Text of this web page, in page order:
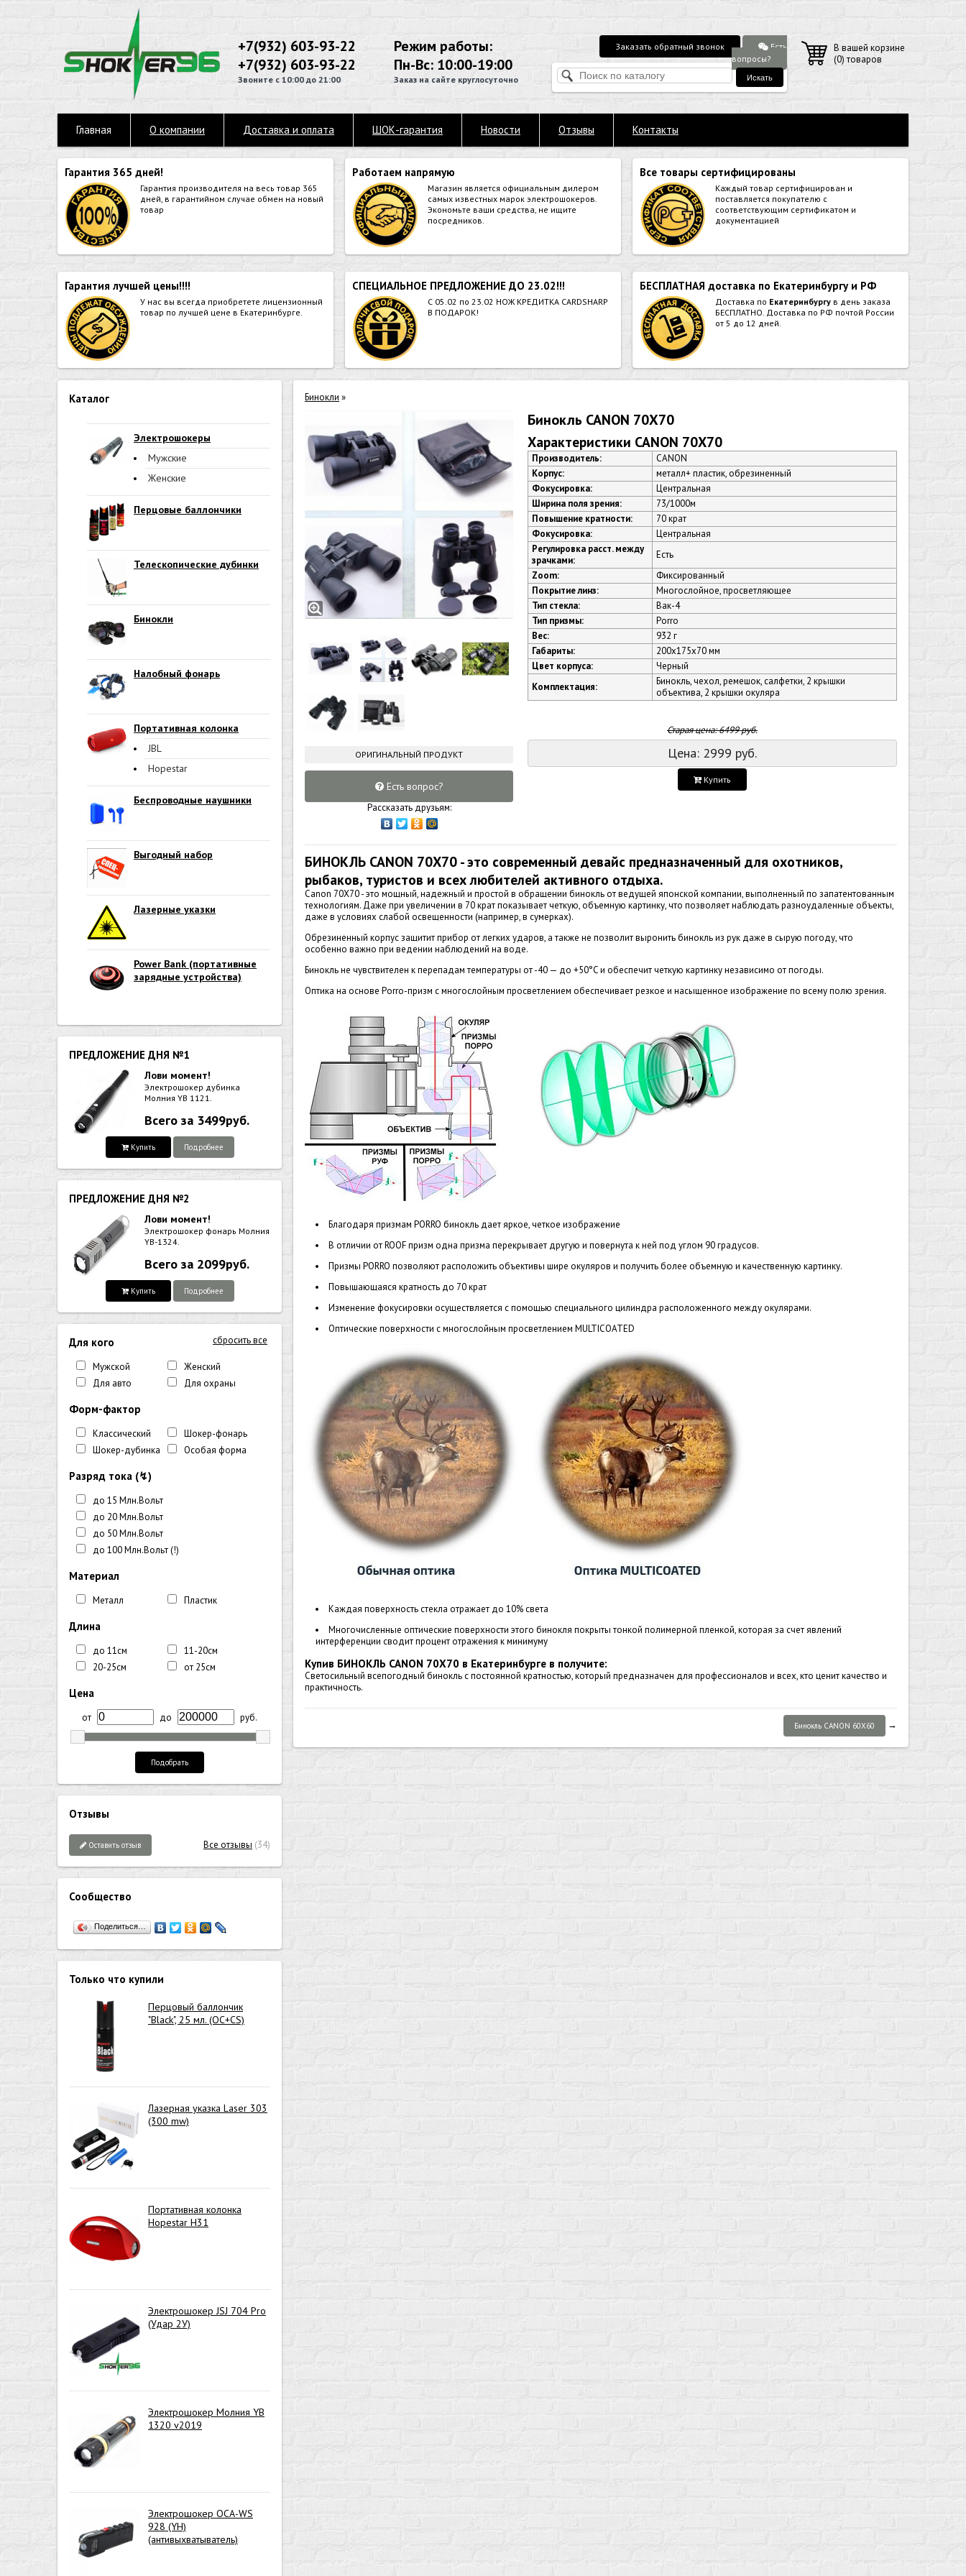
+7(932) 603-93-22
+7(932) 603-93-22
Звоните с 10:00 до 21:00
Режим работы:
Пн-Вс: 10:00-19:00
Заказ на сайте круглосуточно
Заказать обратный звонок
Есть
вопросы?
В вашей корзине
(0) товаров
Главная О компании Доставка и оплата ШОК-гарантия Новости Отзывы Контакты
Гарантия 365 дней!
Гарантия производителя на весь товар 365
дней, в гарантийном случае обмен на новый
товар
Работаем напрямую
Магазин является официальным дилером
самых известных марок электрошокеров.
Экономьте ваши средства, не ищите
посредников.
Все товары сертифицированы
Каждый товар сертифицирован и
поставляется покупателю с
соответствующим сертификатом и
документацией
Гарантия лучшей цены!!!!
У нас вы всегда приобретете лицензионный
товар по лучшей цене в Екатеринбурге.
СПЕЦИАЛЬНОЕ ПРЕДЛОЖЕНИЕ ДО 23.02!!!
С 05.02 по 23.02 НОЖ КРЕДИТКА CARDSHARP
В ПОДАРОК!
БЕСПЛАТНАЯ доставка по Екатеринбургу и РФ
Доставка по Екатеринбургу в день заказа
БЕСПЛАТНО. Доставка по РФ почтой России
от 5 до 12 дней.
Каталог
Электрошокеры
Мужские
Женские
Перцовые баллончики
Телескопические дубинки
Бинокли
Налобный фонарь
Портативная колонка
JBL
Hopestar
Беспроводные наушники
Выгодный набор
Лазерные указки
Power Bank (портативные
зарядные устройства)
ПРЕДЛОЖЕНИЕ ДНЯ №1
Лови момент!
Электрошокер дубинка
Молния YB 1121.
Всего за 3499руб.
Купить Подробнее
ПРЕДЛОЖЕНИЕ ДНЯ №2
Лови момент!
Электрошокер фонарь Молния
YB-1324.
Всего за 2099руб.
Купить Подробнее
сбросить все
Для кого
Мужской
Женский
Для авто
Для охраны
Форм-фактор
Классический
Шокер-фонарь
Шокер-дубинка
Особая форма
Разряд тока (↯)
до 15 Млн.Вольт
до 20 Млн.Вольт
до 50 Млн.Вольт
до 100 Млн.Вольт (!)
Материал
Металл Пластик
Длина
до 11см
11-20см
20-25см
от 25см
Цена
от до руб.
Подобрать
Отзывы
Оставить отзыв Все отзывы (34)
Сообщество
Поделиться…
Только что купили
Перцовый баллончик
"Black", 25 мл. (OC+CS)
Лазерная указка Laser 303
(300 mw)
Портативная колонка
Hopestar H31
Электрошокер JSJ 704 Pro
(Удар 2У)
Электрошокер Молния YB
1320 v2019
Электрошокер ОСА-WS
928 (YH)
(антивыхватыватель)
Бинокли »
ОРИГИНАЛЬНЫЙ ПРОДУКТ
Есть вопрос?
Рассказать друзьям:
Бинокль CANON 70X70
Характеристики CANON 70X70
Производитель:
CANON
Корпус:
металл+ пластик, обрезиненный
Фокусировка:
Центральная
Ширина поля зрения:
73/1000м
Повышение кратности:
70 крат
Фокусировка:
Центральная
Регулировка расст. между
зрачками:
Есть
Zoom:
Фиксированный
Покрытие линз:
Многослойное, просветляющее
Тип стекла:
Вак-4
Тип призмы:
Porro
Вес:
932 г
Габариты:
200х175х70 мм
Цвет корпуса:
Черный
Комплектация:
Бинокль, чехол, ремешок, салфетки, 2 крышки
объектива, 2 крышки окуляра
Старая цена:6499руб.
Цена: 2999 руб.
Купить
БИНОКЛЬ CANON 70X70 - это современный девайс предназначенный для охотников,
рыбаков, туристов и всех любителей активного отдыха.
Canon 70X70 - это мощный, надежный и простой в обращении бинокль от ведущей японской компании, выполненный по запатентованным
технологиям. Даже при увеличении в 70 крат показывает четкую, объемную картинку, что позволяет наблюдать разноудаленные объекты,
даже в условиях слабой освещенности (например, в сумерках).
Обрезиненный корпус защитит прибор от легких ударов, а также не позволит выронить бинокль из рук даже в сырую погоду, что
особенно важно при ведении наблюдений на воде.
Бинокль не чувствителен к перепадам температуры от -40 — до +50°C и обеспечит четкую картинку независимо от погоды.
Оптика на основе Porro-призм с многослойным просветлением обеспечивает резкое и насыщенное изображение по всему полю зрения.
Благодаря призмам PORRO бинокль дает яркое, четкое изображение
В отличии от ROOF призм одна призма перекрывает другую и повернута к ней под углом 90 градусов.
Призмы PORRO позволяют расположить объективы шире окуляров и получить более объемную и качественную картинку.
Повышающаяся кратность до 70 крат
Изменение фокусировки осуществляется с помощью специального цилиндра расположенного между окулярами.
Оптические поверхности с многослойным просветлением MULTICOATED
Каждая поверхность стекла отражает до 10% света
Многочисленные оптические поверхности этого бинокля покрыты тонкой полимерной пленкой, которая за счет явлений
интерференции сводит процент отражения к минимуму
Купив БИНОКЛЬ CANON 70X70 в Екатеринбурге в получите:
Светосильный всепогодный бинокль с постоянной кратностью, который предназначен для профессионалов и всех, кто ценит качество и
практичность.
Бинокль CANON 60X60 →